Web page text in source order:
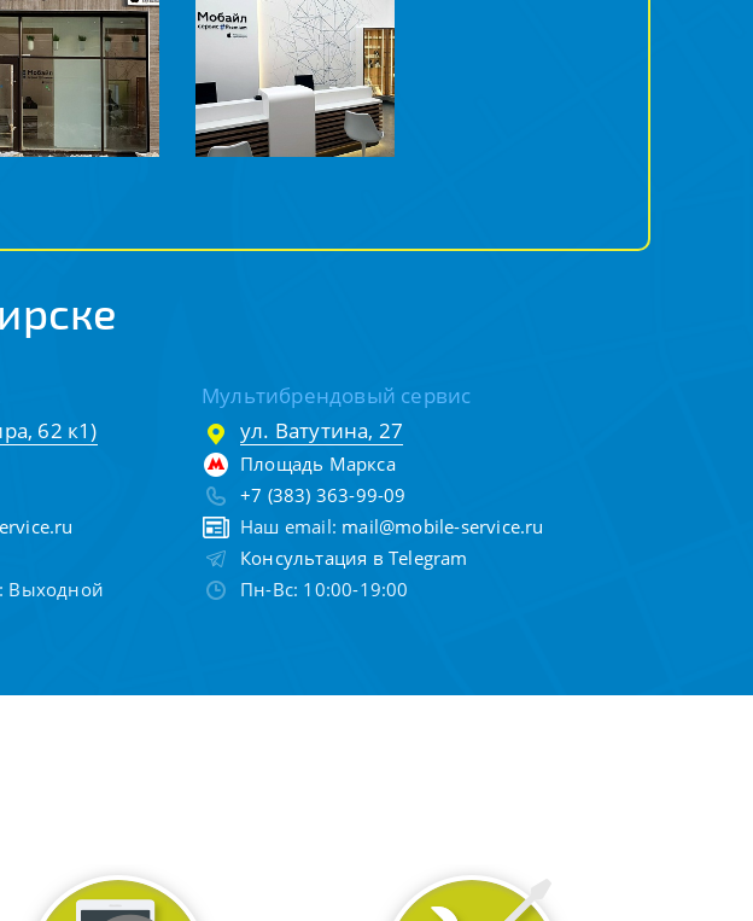
62 к1)
Выходной
Мультибрендовый сервис
ул. Ватутина, 27
Площадь Маркса
+7 (383) 363-99-09
Наш email: mail@mobile-service.ru
Консультация в Telegram
Пн-Вс: 10:00-19:00